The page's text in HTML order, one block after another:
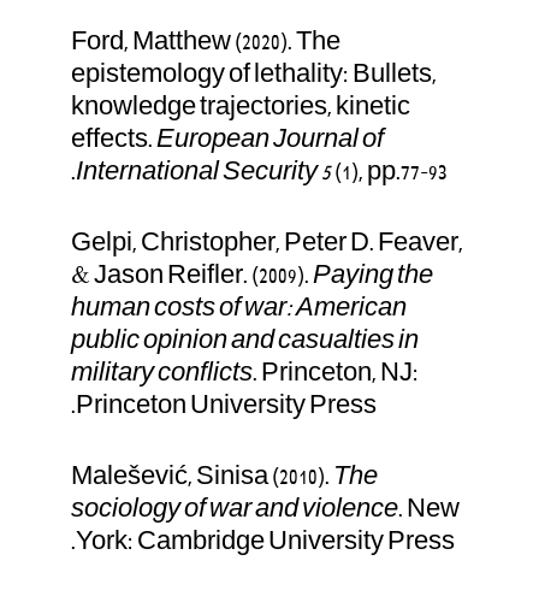
Ford, Matthew (2020). The
epistemology of lethality: Bullets,
knowledge trajectories, kinetic
effects.European Journal of
International Security5(1), pp.77-93.
Gelpi, Christopher, Peter D. Feaver,
& Jason Reifler. (2009).Paying the
human costs of war: American
public opinion and casualties in
military conflicts. Princeton, NJ:
Princeton University Press.
Malešević, Sinisa (2010). The
sociology of war and violence. New
York: Cambridge University Press.